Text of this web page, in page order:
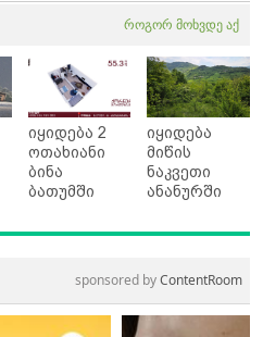
როგორ მოხვდე აქ
იყიდება 2
ოთახიანი
ბინა
ბათუმში
იყიდება
მიწის
ნაკვეთი
ანანურში
sponsored byContentRoom